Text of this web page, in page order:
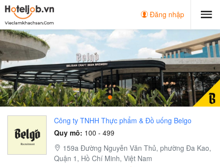
Đăng nhập
Công ty TNHH Thực phẩm & Đồ uống Belgo
Quy mô: 100 - 499
159a Đường Nguyễn Văn Thủ, phường Đa Kao,
Quận 1, Hồ Chí Minh, Việt Nam